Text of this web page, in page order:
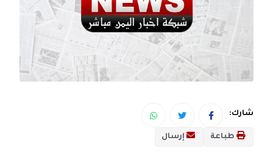
شارك:
طباعة إرسال